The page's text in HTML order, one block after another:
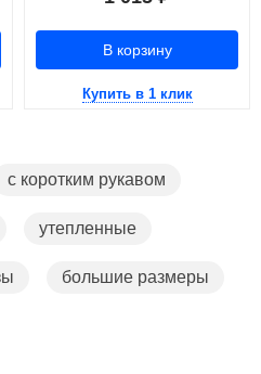
В корзину
Купить в 1 клик
с коротким рукавом
утепленные
большие размеры